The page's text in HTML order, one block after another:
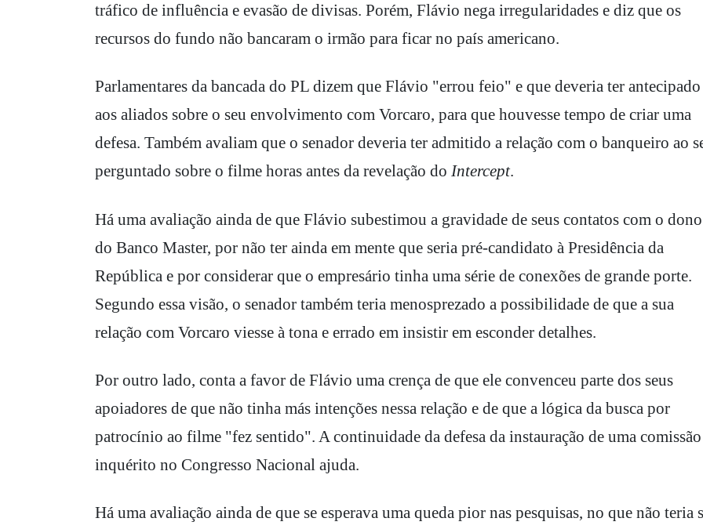
tráfico de influência e evasão de divisas. Porém, Flávio nega irregularidades e diz que os
recursos do fundo não bancaram o irmão para ficar no país americano.
Parlamentares da bancada do PL dizem que Flávio "errou feio" e que deveria ter antecipado
aos aliados sobre o seu envolvimento com Vorcaro, para que houvesse tempo de criar uma
defesa. Também avaliam que o senador deveria ter admitido a relação com o banqueiro ao
perguntado sobre o filme horas antes da revelação do Intercept.
Há uma avaliação ainda de que Flávio subestimou a gravidade de seus contatos com o dono
do Banco Master, por não ter ainda em mente que seria pré-candidato à Presidência da
República e por considerar que o empresário tinha uma série de conexões de grande porte.
Segundo essa visão, o senador também teria menosprezado a possibilidade de que a sua
relação com Vorcaro viesse à tona e errado em insistir em esconder detalhes.
Por outro lado, conta a favor de Flávio uma crença de que ele convenceu parte dos seus
apoiadores de que não tinha más intenções nessa relação e de que a lógica da busca por
patrocínio ao filme "fez sentido". A continuidade da defesa da instauração de uma
inquérito no Congresso Nacional ajuda.
Há uma avaliação ainda de que se esperava uma queda pior nas pesquisas, no que não teria